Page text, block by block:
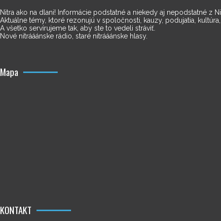
Nitra ako na dlani! Informácie podstatné a niekedy aj nepodstatné z
Aktuálne témy, ktoré rezonujú v spoločnosti, kauzy, podujatia,
A všetko servírujeme tak, aby ste to vedeli stráviť.
Nové nitrááánske rádio, staré nitrááánske hlasy.
Mapa
KONTAKT